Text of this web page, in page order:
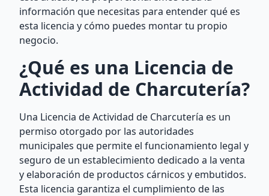
información que necesitas para entender qué es
esta licencia y cómo puedes montar tu propio
negocio.
¿Qué es una Licencia de
Actividad de Charcutería?
Una Licencia de Actividad de Charcutería es un
permiso otorgado por las autoridades
municipales que permite el funcionamiento legal y
seguro de un establecimiento dedicado a la venta
y elaboración de productos cárnicos y embutidos.
Esta licencia garantiza el cumplimiento de las